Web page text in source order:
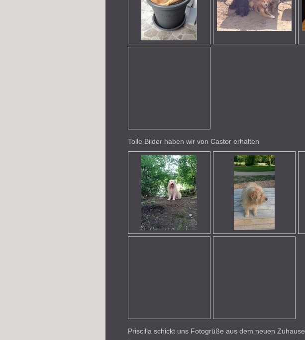
Tolle Bilder haben wir von Castor erhalten
Priscilla schickt uns Fotogrüße aus dem neuen Zuhause